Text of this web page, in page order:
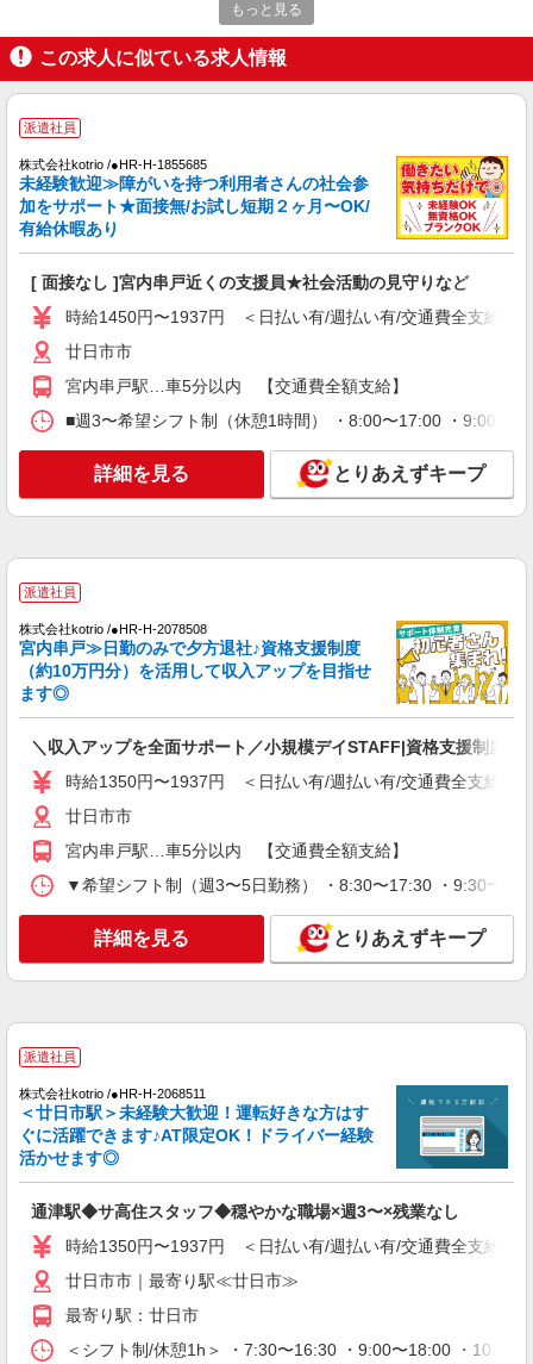
キープ 詳細を見る
アルバイト パート 派遣社員 紹介予定派遣
日研トータルソーシング株式会社 メディカルケア事業部/広島オフィ
ス
介護スタッフ／資格あり or 経験者
時給1,450円〜1,600円 ◆無資格・経験者：
1,450円〜 ◆初任者研修・未経験：1,450円〜 ◆初
任者研修・経験者：1,550円〜 ◆介護福祉士：
能力による ★週払いOK（規定あり）
広島県廿日市市 【最寄駅】広電宮島口駅 ★マ
イカー・バイク通勤もOK！（規定あり） ★勤務
地は3000ヶ所以上★ 自宅から通いやすいエリアな
ど、お好きな勤務地をお選び下さい！！
キープ 詳細を見る
アルバイト パート 派遣社員 紹介予定派遣
日研トータルソーシング株式会社 メディカルケア事業部/広島オフィ
ス
未経験・無資格OKの介護スタッフ
時給1,400円〜1,600円 ★週払いOK（規定あ
り） ※給与幅は経験・能力による
イカー・バイク通勤もOK！（規定あり） ★勤務
アルバイト パート 派遣社員 紹介予定派遣
日研トータルソーシング株式会社 メディカルケア事業部/広島オフィ
ス
り） ※給与幅は経験・能力による
3000ヶ所以上★ 自宅から通いやすいエリアなど、
お好きな勤務地をお選び下さい！！
キープ 詳細を見る
パート 派遣社員
日研トータルソーシング株式会社 メディカルケア事業部/広島オフィ
任者研修・経験者：1,550円〜 ◆介護福祉士：
1,600円〜 ※経験者は3ヶ月以上 ※給与幅は経験・
能力による ★週払いOK（規定あり）
広島県廿日市市 【最寄駅】宮内駅 ★マイカ
ー・バイク通勤もOK！（規定あり） ★勤務地は
3000ヶ所以上★ 自宅から通いやすいエリアなど、
詳細を見る
アルバイト パート 派遣社員 紹介予定派遣
日研トータルソーシング株式会社 メディカルケア事業部/広島オフィ
ス
時給1,400円〜1,600円 ★週払いOK（規定あ
り） ※給与幅は経験・能力による
もっと見る
この求人に似ている求人情報
派遣社員
株式会社kotrio /●HR-H-1855685
未経験歓迎≫障がいを持つ利用者さんの社会参
加をサポート★面接無/お試し短期２ヶ月〜OK/
有給休暇あり
[ 面接なし ]宮内串戸近くの支援員★社会活動の見守りなど
時給1450円〜1937円 ＜日払い有/週払い有/交通費全支給(ガ
廿日市市
宮内串戸駅…車5分以内 【交通費全額支給】
■週3〜希望シフト制（休憩1時間） ・8:00〜17:00 ・9:00
詳細を見る とりあえずキープ
派遣社員
株式会社kotrio /●HR-H-2078508
宮内串戸≫日勤のみで夕方退社♪資格支援制度
（約10万円分）を活用して収入アップを目指せ
ます◎
＼収入アップを全面サポート／小規模デイSTAFF|資格支援制度あ
時給1350円〜1937円 ＜日払い有/週払い有/交通費全支給(ガ
廿日市市
宮内串戸駅…車5分以内 【交通費全額支給】
▼希望シフト制（週3〜5日勤務） ・8:30〜17:30 ・9:30〜
詳細を見る とりあえずキープ
派遣社員
株式会社kotrio /●HR-H-2068511
＜廿日市駅＞未経験大歓迎！運転好きな方はす
ぐに活躍できます♪AT限定OK！ドライバー経験
活かせます◎
通津駅◆サ高住スタッフ◆穏やかな職場×週3〜×残業なし
時給1350円〜1937円 ＜日払い有/週払い有/交通費全支給(ガ
廿日市市｜最寄り駅≪廿日市≫
最寄り駅：廿日市
＜シフト制/休憩1h＞ ・7:30〜16:30 ・9:00〜18:00 ・